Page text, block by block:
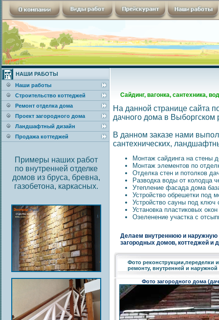
НАШИ РАБОТЫ
Наши работы
Строительство коттеджей
Ремонт отделка дома
Проект загородного дома
Ландшафтный дизайн
Продажа коттеджей
Примеры наших работ
по внутренней отделке
домов из бруса, бревна,
газобетона, каркасных.
Сайдинг, вагонка, сантехника,
На данной странице сайта
дачного дома в Выборгском
В данном заказе нами
сантехнических,
Монтаж сайдинга на стены
Монтаж элементов по
Отделка стен и потолков
Разводка воды от колодца
Утепление фасада дома
Устройство обрешетки под
Устройство сауны под ключ
Установка пластиковых
Озеленение участка с
Делаем внутреннюю и наружную
загородных домов, коттеджей и
Фото реконструкции,переделки
ремонту, внутренней и
Фото загородного дома